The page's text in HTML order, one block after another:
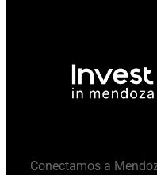
Conectamos a